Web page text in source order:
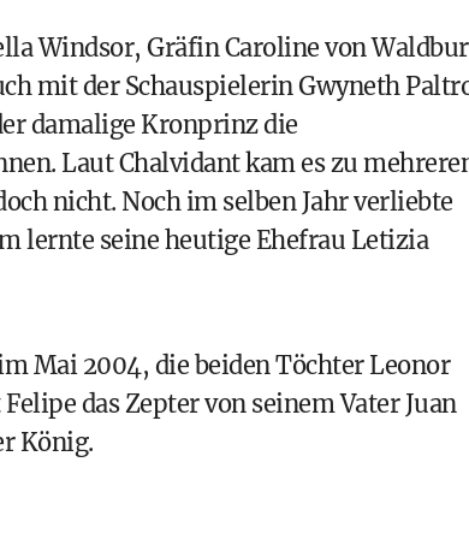
Windsor, Gräfin Caroline von
mit der Schauspielerin Gwyneth
damalige Kronprinz die
Laut Chalvidant kam es zu
nicht. Noch im selben Jahr verliebte
lernte seine heutige Ehefrau Letizia
Mai 2004, die beiden Töchter Leonor
Felipe das Zepter von seinem Vater Juan
König.